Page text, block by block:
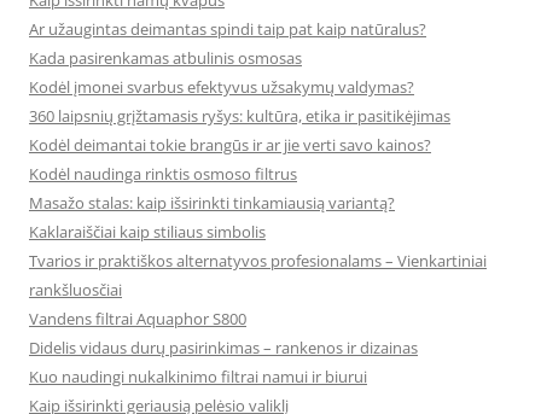
Ar užaugintas deimantas spindi taip pat kaip natūralus?
Kada pasirenkamas atbulinis osmosas
Kodėl įmonei svarbus efektyvus užsakymų valdymas?
360 laipsnių grįžtamasis ryšys: kultūra, etika ir pasitikėjimas
Kodėl deimantai tokie brangūs ir ar jie verti savo kainos?
Kodėl naudinga rinktis osmoso filtrus
Masažo stalas: kaip išsirinkti tinkamiausią variantą?
Kaklaraiščiai kaip stiliaus simbolis
Tvarios ir praktiškos alternatyvos profesionalams – Vienkartiniai
rankšluosčiai
Vandens filtrai Aquaphor S800
Didelis vidaus durų pasirinkimas – rankenos ir dizainas
Kuo naudingi nukalkinimo filtrai namui ir biurui
Kaip išsirinkti geriausią pelėsio valiklį